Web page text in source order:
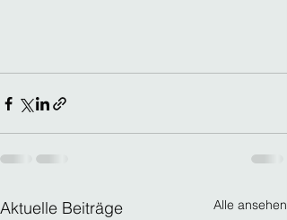
Aktuelle Beiträge Alle ansehen